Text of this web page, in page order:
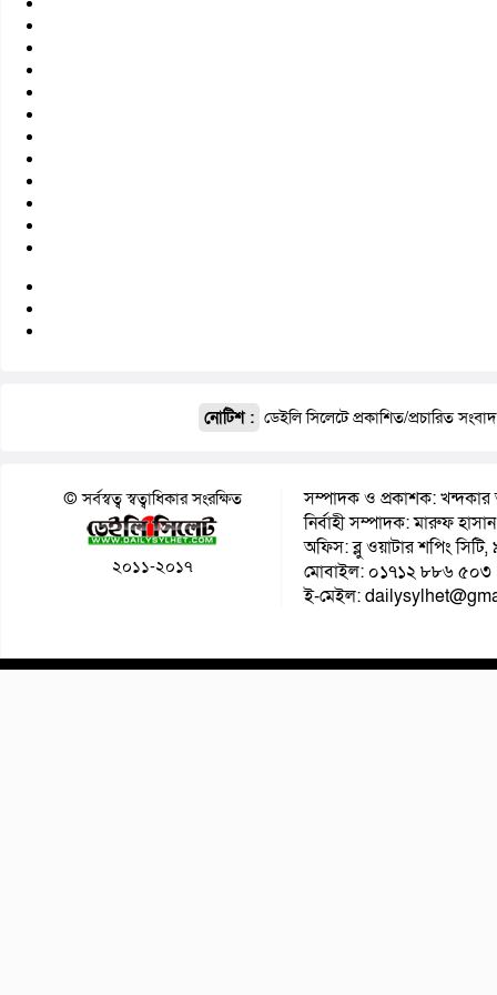
নোটিশ : ডেইলি সিলেটে প্রকাশিত/প্রচারিত
© সর্বস্বত্ব স্বত্বাধিকার সংরক্ষিত
২০১১-২০১৭
সম্পাদক ও প্রকাশক: খন্দকার
নির্বাহী সম্পাদক: মারুফ হাসান
অফিস: ব্লু ওয়াটার শপিং
মোবাইল: ০১৭১২ ৮৮৬ ৫০৩
ই-মেইল: